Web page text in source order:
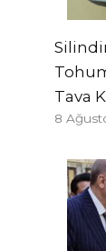
Tava
8